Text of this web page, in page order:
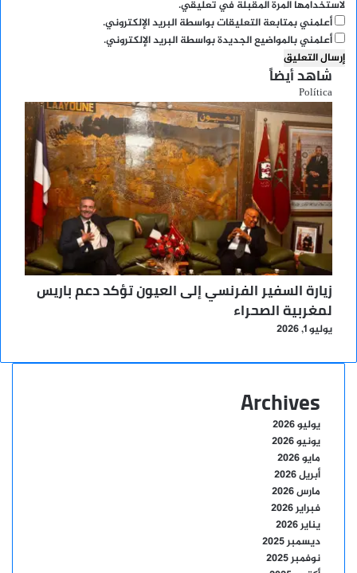
لاستخدامها المرة المقبلة في تعليقي.
أعلمني بمتابعة التعليقات بواسطة البريد الإلكتروني.
أعلمني بالمواضيع الجديدة بواسطة البريد الإلكتروني.
شاهد أيضاً
إغلاق
Política
زيارة السفير الفرنسي إلى العيون تؤكد دعم باريس
لمغربية الصحراء
يوليو 1, 2026
Archives
يوليو 2026
يونيو 2026
مايو 2026
أبريل 2026
مارس 2026
فبراير 2026
يناير 2026
ديسمبر 2025
نوفمبر 2025